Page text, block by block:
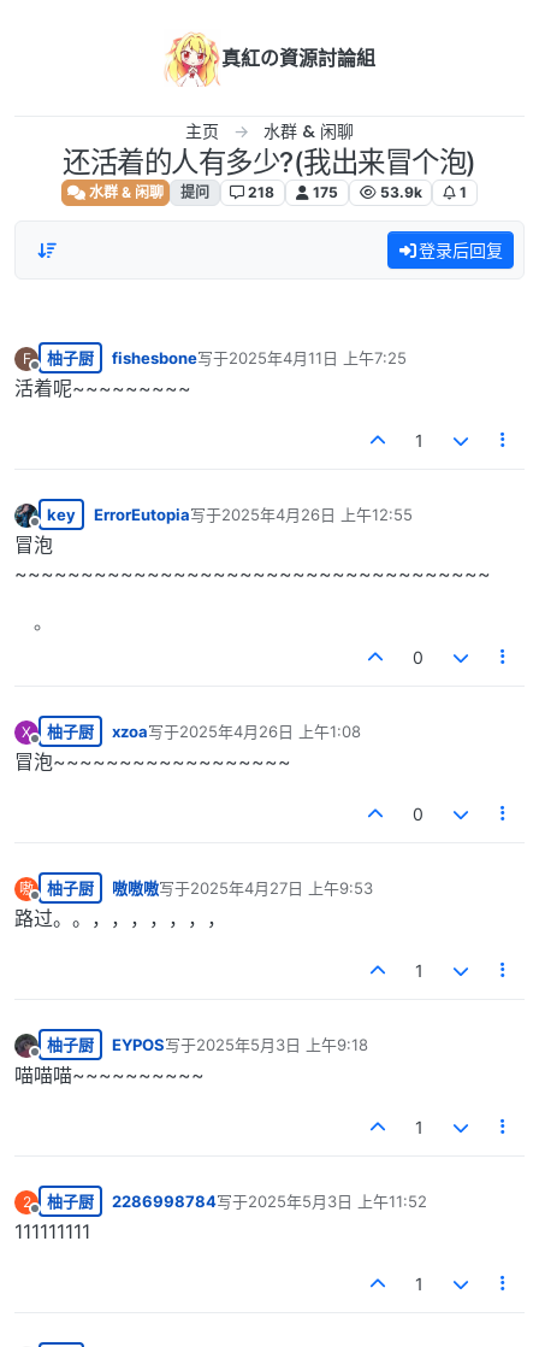
真紅の資源討論組
主页 水群 & 闲聊
还活着的人有多少?(我出来冒个泡)
水群 & 闲聊 提问 218 175 53.9k 1
登录后回复
F
离线
柚子厨 fishesbone写于2025年4月11日 上午7:25
最后由 编辑
活着呢~~~~~~~~~
1
离线
key ErrorEutopia写于2025年4月26日 上午12:55
最后由 编辑
冒泡
~~~~~~~~~~~~~~~~~~~~~~~~~~~~~~~~~~~~
0
X
离线
柚子厨 xzoa写于2025年4月26日 上午1:08
最后由 编辑
冒泡~~~~~~~~~~~~~~~~~~
0
嗷
离线
柚子厨 嗷嗷嗷写于2025年4月27日 上午9:53
最后由 编辑
路过。。，，，，，，，
1
离线
柚子厨 EYPOS写于2025年5月3日 上午9:18
最后由 编辑
喵喵喵~~~~~~~~~~
1
2
离线
柚子厨 2286998784写于2025年5月3日 上午11:52
最后由 编辑
111111111
1